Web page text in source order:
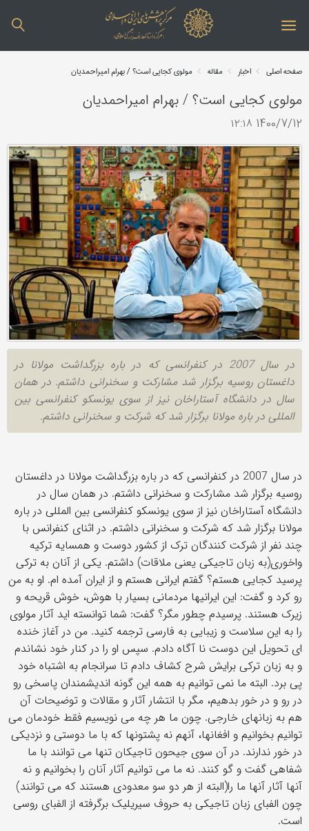
صفحه اصلی اخبار مقاله مولوی کجایی است؟ / بهرام امیراحمدیان
مولوی کجایی است؟ / بهرام امیراحمدیان
1400/7/12 ۱۲:۱۸
در سال 2007 در کنفرانسی که در باره بزرگداشت مولانا در
داغستان روسیه برگزار شد مشارکت و سخنرانی داشتم. در همان
سال در دانشگاه آستاراخان نیز از سوی یونسکو کنفرانسی بین
المللی در باره مولانا برگزار شد که شرکت و سخنرانی داشتم.
در سال 2007 در کنفرانسی که در باره بزرگداشت مولانا در داغستان
روسیه برگزار شد مشارکت و سخنرانی داشتم. در همان سال در
دانشگاه آستاراخان نیز از سوی یونسکو کنفرانسی بین المللی در باره
مولانا برگزار شد که شرکت و سخنرانی داشتم. در اثنای کنفرانس با
چند نفر از شرکت کنندگان ترک از کشور دوست و همسایه ترکیه
واخوری(به زبان تاجیکی یعنی ملاقات) داشتم. یکی از آنان به ترکی
پرسید کجایی هستم؟ گفتم ایرانی هستم و از ایران آمده ام. او به من
رو کرد و گفت: این ایرانیها مردمانی بسیار با هوش، خوش قریحه و
زیرک هستند. پرسیدم چطور مگر؟ گفت: شما توانسته اید آثار مولوی
را به این سلاست و زیبایی به فارسی ترجمه کنید. من در آغاز خنده
ای تحویل این دوست نا آگاه دادم. سپس او را در کنار خود نشاندم
و به زبان ترکی برایش شرح کشاف دادم تا سرانجام به اشتباه خود
پی برد. البته ما نمی توانیم به همه این گونه اندیشمندان پاسخی رو
در رو و در خور بدهیم، مگر با انتشار آثار و مقالات و توضیحات آن
هم به زبانهای خارجی. چون ما هر چه می نویسیم فقط خودمان می
توانیم بخوانیم و افغانها، آنهم نه پشتونها که با ما دوستی و نزدیکی
در خور ندارند. در آن سوی جیحون تاجیکان تنها می توانند با ما
شفاهی گفت و گو کنند. نه ما می توانیم آثار آنان را بخوانیم و نه
آنها آثار آنها ما را(البته از هر دو سو معدودی هستند که می توانند)
چون الفبای زبان تاجیکی به حروف سیریلیک برگرفته از الفبای روسی
است.